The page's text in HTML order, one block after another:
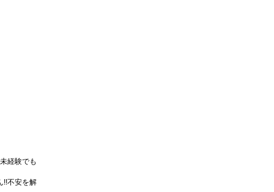
経験でも
!!不安を解